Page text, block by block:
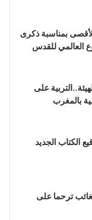
بمناسبة ذكرى
العالمي للقدس
على
بالمغرب
الكتاب الجديد
ترحما على